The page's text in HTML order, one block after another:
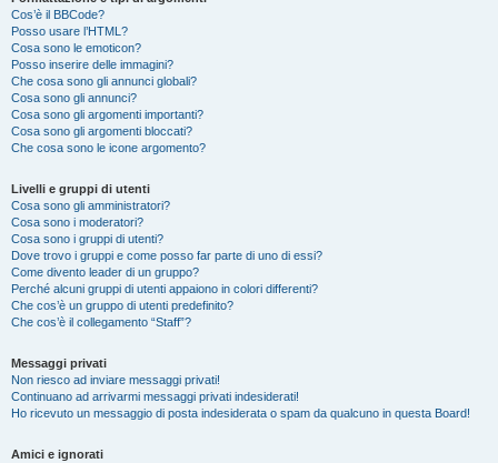
Cos’è il BBCode?
Posso usare l’HTML?
Cosa sono le emoticon?
Posso inserire delle immagini?
Che cosa sono gli annunci globali?
Cosa sono gli annunci?
Cosa sono gli argomenti importanti?
Cosa sono gli argomenti bloccati?
Che cosa sono le icone argomento?
Livelli e gruppi di utenti
Cosa sono gli amministratori?
Cosa sono i moderatori?
Cosa sono i gruppi di utenti?
Dove trovo i gruppi e come posso far parte di uno di essi?
Come divento leader di un gruppo?
Perché alcuni gruppi di utenti appaiono in colori differenti?
Che cos’è un gruppo di utenti predefinito?
Che cos’è il collegamento “Staff”?
Messaggi privati
Non riesco ad inviare messaggi privati!
Continuano ad arrivarmi messaggi privati indesiderati!
Ho ricevuto un messaggio di posta indesiderata o spam da qualcuno in questa Board!
Amici e ignorati